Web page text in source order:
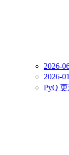
2026-
2026-
PyQ